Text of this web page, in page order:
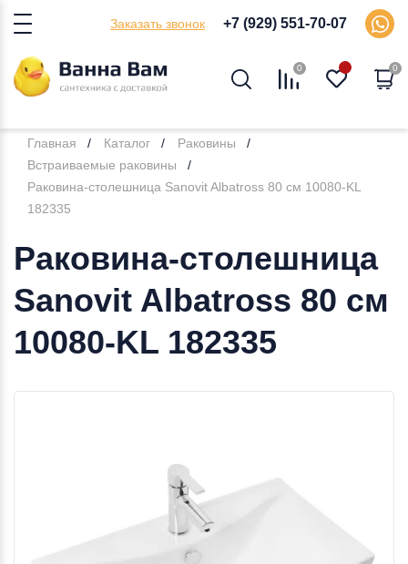
Заказать звонок +7 (929) 551-70-07
0 0
Главная Каталог
Раковины
Встраиваемые раковины
Раковина-столешница Sanovit Albatross 80 см 10080-KL
182335
Раковина-столешница
Sanovit Albatross 80 см
10080-KL 182335